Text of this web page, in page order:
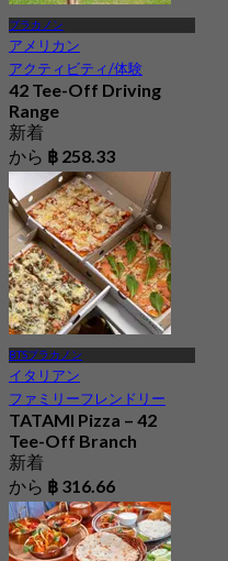
プラカノン
アメリカン
アクティビティ/体験
42 Tee-Off Driving
Range
新着
から ฿ 258.33
BTSプラカノン
イタリアン
ファミリーフレンドリー
TATAMI Pizza – 42
Tee-Off Branch
新着
から ฿ 316.66